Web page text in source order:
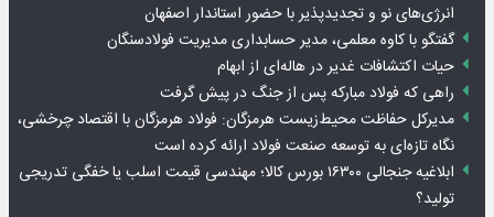
انرژی‌های نو و تجدیدپذیر با حضور استاندار اصفهان
گفتگو با کاوه معلمی، مدیر حسابداری مدیریت فولادسنگان
حیات اکتشافات غدیر در هاله‌ای از ابهام
راهی که فولاد مبارکه پس از جنگ در پیش گرفت
مدیرکل حفاظت محیط‌زیست هرمزگان: فولاد هرمزگان با اقتصاد چرخشی،
نگاه تازه‌ای به توسعه صنعت فولاد ارائه کرده است
ابلاغیه جنجالی ۱۶۳۰۰ بورس کالا؛ مهندسی قیمت اسلب یا خفگی تدریجی
تولید؟